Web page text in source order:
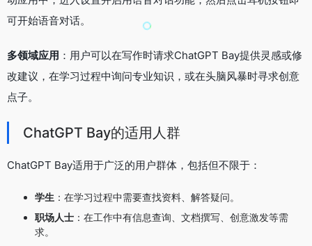
可开始语音对话。
多领域应用 ：用户可以在写作时请求ChatGPT Bay提供灵感或修
改建议，在学习过程中询问专业知识，或在头脑风暴时寻求创意
点子。
ChatGPT Bay的适用人群
ChatGPT Bay适用于广泛的用户群体，包括但不限于：
学生 ：在学习过程中需要查找资料、解答疑问。
职场人士 ：在工作中有信息查询、文档撰写、创意激发等需
求。